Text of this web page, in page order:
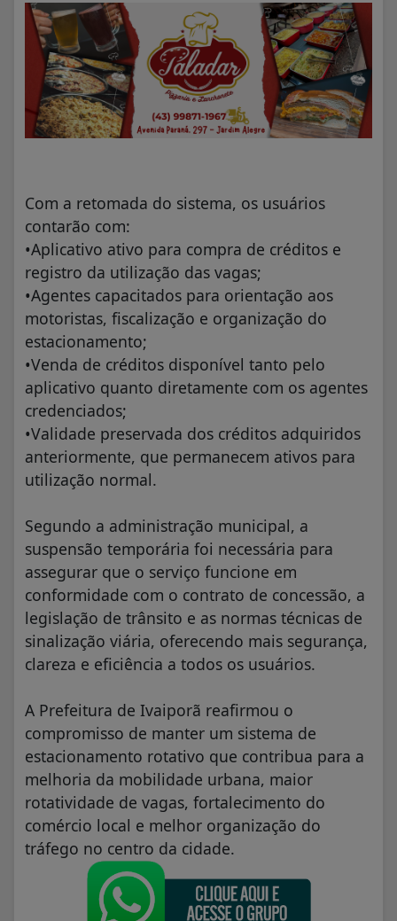
Com a retomada do sistema, os usuários
contarão com:
•Aplicativo ativo para compra de créditos e
registro da utilização das vagas;
•Agentes capacitados para orientação aos
motoristas, fiscalização e organização do
estacionamento;
•Venda de créditos disponível tanto pelo
aplicativo quanto diretamente com os agentes
credenciados;
•Validade preservada dos créditos adquiridos
anteriormente, que permanecem ativos para
utilização normal.
Segundo a administração municipal, a
suspensão temporária foi necessária para
assegurar que o serviço funcione em
conformidade com o contrato de concessão, a
legislação de trânsito e as normas técnicas de
sinalização viária, oferecendo mais segurança,
clareza e eficiência a todos os usuários.
A Prefeitura de Ivaiporã reafirmou o
compromisso de manter um sistema de
estacionamento rotativo que contribua para a
melhoria da mobilidade urbana, maior
rotatividade de vagas, fortalecimento do
comércio local e melhor organização do
tráfego no centro da cidade.